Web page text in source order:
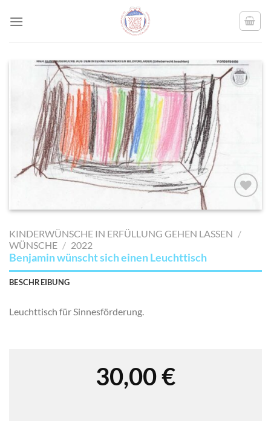
AUF MEINE
SETZEN
KINDERWÜNSCHE IN ERFÜLLUNG GEHEN LASSEN /
WÜNSCHE / 2022
Benjamin wünscht sich einen Leuchttisch
BESCHREIBUNG
Leuchttisch für Sinnesförderung.
30,00€